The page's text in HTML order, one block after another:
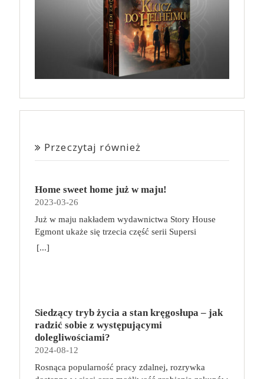
Przeczytaj również
Home sweet home już w maju!
2023-03-26
Już w maju nakładem wydawnictwa Story House
Egmont ukaże się trzecia część serii Supersi
scenarzysty Frederic Maupome. Ten tom nosi tytuł
przed odkryciem, kim są. W tej serii autorzy
podejmują takie tematy, jak poszukiwanie
tożsamości, rodziny, samotności i odmienności pod
przykrywką opowieści o superbohaterach. W
trzecim tomie rodzeństwo znalazło się w policyjnym
[...]
Siedzący tryb życia a stan kręgosłupa – jak
radzić sobie z występującymi
dolegliwościami?
2024-08-12
Rosnąca popularność pracy zdalnej, rozrywka